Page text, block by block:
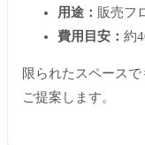
用途： 販売フ
費用目安： 約
限られたスペース
ご提案します。